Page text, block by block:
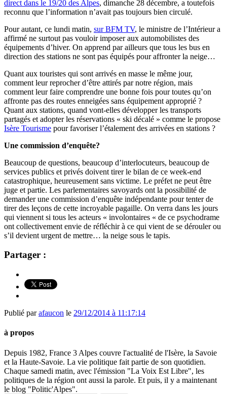
direct dans le 19/20 des Alpes, dimanche 28 décembre, a toutefois
reconnu que l’information n’avait pas toujours bien circulé.
Pour autant, ce lundi matin, sur BFM TV, le ministre de l’Intérieur a
affirmé ne surtout pas vouloir imposer aux automobilistes des
équipements d’hiver. On apprend par ailleurs que tous les bus en
direction des stations ne sont pas équipés pour affronter la neige…
Quant aux touristes qui sont arrivés en masse le même jour,
comment leur reprocher d’être attirés par notre région, mais
comment leur faire comprendre une bonne fois pour toutes qu’on
affronte pas des routes enneigées sans équipement approprié ?
Quant aux stations, quand vont-elles développer les transports
partagés et adopter les réservations « ski décalé » comme le propose
Isère Tourisme pour favoriser l’étalement des arrivées en stations ?
Une commission d’enquête?
Beaucoup de questions, beaucoup d’interlocuteurs, beaucoup de
services publics et privés doivent tirer le bilan de ce week-end
catastrophique, heureusement sans victime. Le préfet ne peut être
juge et partie. Les parlementaires savoyards ont la possibilité de
demander une commission d’enquête indépendante pour tenter de
tirer des leçons de cette incroyable pagaille. On verra dans les jours
qui viennent si tous les acteurs « involontaires « de ce psychodrame
ont collectivement envie de réfléchir à ce qui vient de se dérouler ou
s’il devient urgent de mettre… la neige sous le tapis.
Partager :
Publié parafaucon le 29/12/2014 à 11:17:14
à propos
Depuis 1982, France 3 Alpes couvre l'actualité de l'Isère, la Savoie
et la Haute-Savoie. La vie politique fait partie de son quotidien.
Chaque samedi matin, avec l'émission "La Voix Est Libre", les
politiques de la région ont aussi la parole. Et puis, il y a maintenant
le blog "Politic'Alpes".